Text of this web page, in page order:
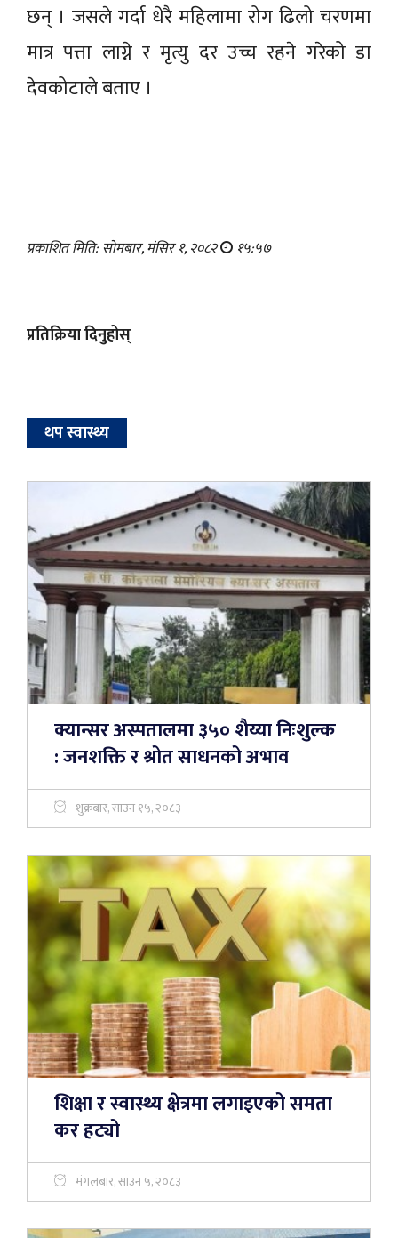
छन् । जसले गर्दा धेरै महिलामा रोग ढिलो चरणमा
मात्र पत्ता लाग्ने र मृत्यु दर उच्च रहने गरेको डा
देवकोटाले बताए ।
प्रकाशित मिति: सोमबार, मंसिर १, २०८२ १५:५७
प्रतिक्रिया दिनुहोस्
थप स्वास्थ्य
क्यान्सर अस्पतालमा ३५० शैय्या निःशुल्क
: जनशक्ति र श्रोत साधनको अभाव
शुक्रबार, साउन १५, २०८३
शिक्षा र स्वास्थ्य क्षेत्रमा लगाइएको समता
कर हट्यो
मंगलबार, साउन ५, २०८३